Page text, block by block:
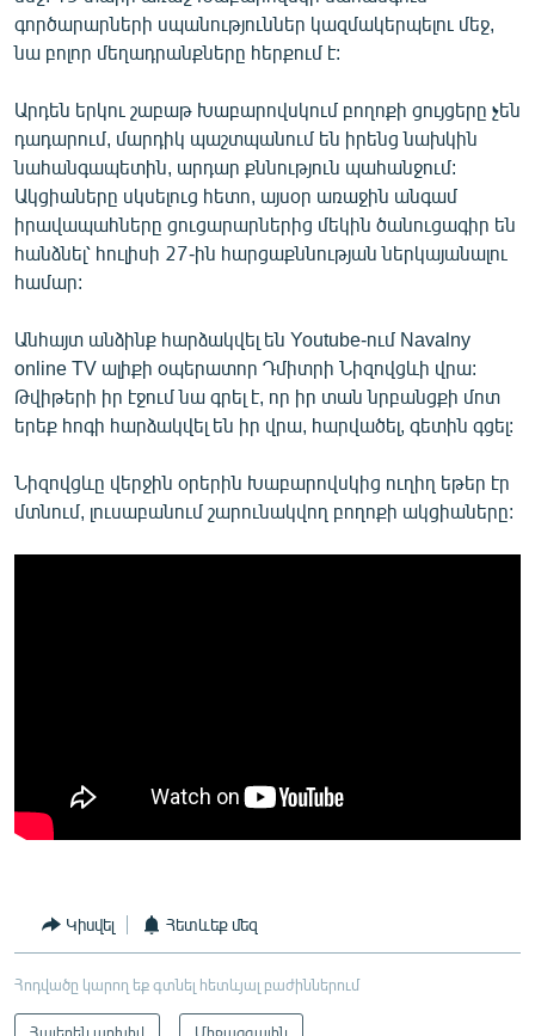
գործարարների սպանություններ կազմակերպելու մեջ,
նա բոլոր մեղադրանքները հերքում է:
Արդեն երկու շաբաթ Խաբարովսկում բողոքի ցույցերը չեն
դադարում, մարդիկ պաշտպանում են իրենց նախկին
նահանգապետին, արդար քննություն պահանջում:
Ակցիաները սկսելուց հետո, այսօր առաջին անգամ
իրավապահները ցուցարարներից մեկին ծանուցագիր են
հանձնել՝ հուլիսի 27-ին հարցաքննության ներկայանալու
համար:
Անհայտ անձինք հարձակվել են Youtube-ում Navalny
online TV ալիքի օպերատոր Դմիտրի Նիզովցևի վրա:
Թվիթերի իր էջում նա գրել է, որ իր տան նրբանցքի մոտ
երեք հոգի հարձակվել են իր վրա, հարվածել, գետին գցել:
Նիզովցևը վերջին օրերին Խաբարովսկից ուղիղ եթեր էր
մտնում, լուսաբանում շարունակվող բողոքի ակցիաները:
Կիսվել Հետևեք մեզ
Հոդվածը կարող եք գտնել հետևյալ բաժիններում
Հայերեն արխիվ Միջազգային